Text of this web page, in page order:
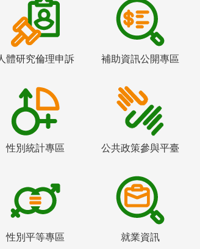
體研究倫理申訴 補助資訊公開專區
性別統計專區 公共政策參與平臺
性別平等專區 就業資訊